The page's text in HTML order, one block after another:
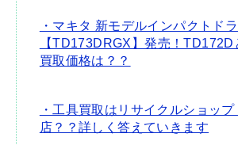
・マキタ 新モデルインパクトド
【TD173DRGX】発売！TD172D
買取価格は？？
・工具買取はリサイクルショップ
店？？詳しく答えていきます